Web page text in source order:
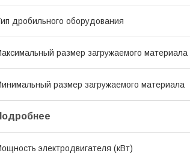
дробильного оборудования
размер загружаемого материала
размер загружаемого материала
электродвигателя (кВт)